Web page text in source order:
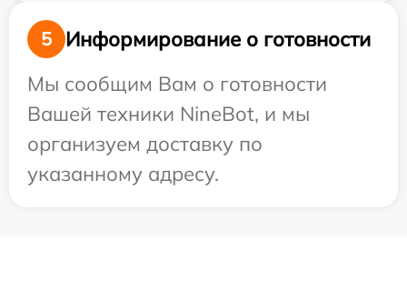
5
Информирование о готовности
Мы сообщим Вам о готовности
Вашей техники NineBot, и мы
организуем доставку по
указанному адресу.